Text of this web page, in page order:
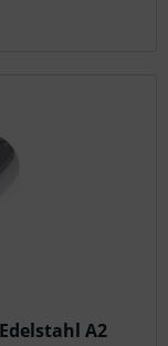
A2